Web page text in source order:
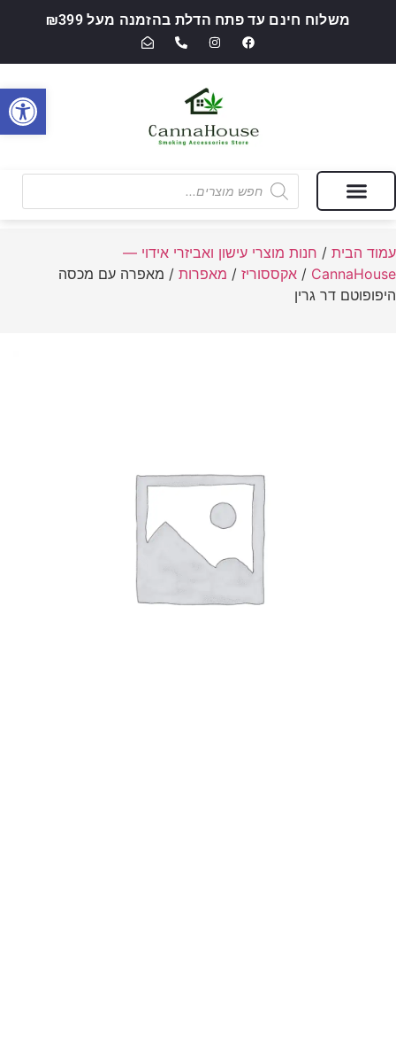
משלוח חינם עד פתח הדלת בהזמנה מעל ₪399
עמוד הבית / חנות מוצרי עישון ואביזרי אידוי —
CannaHouse
/ אקססוריז / מאפרות / מאפרה עם מכסה
היפופוטם דר גרין
פתח